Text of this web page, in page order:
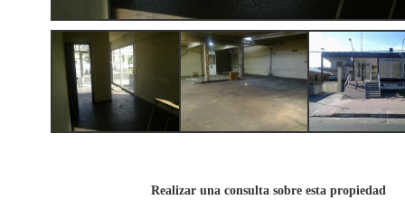
Realizar una consulta sobre esta propiedad